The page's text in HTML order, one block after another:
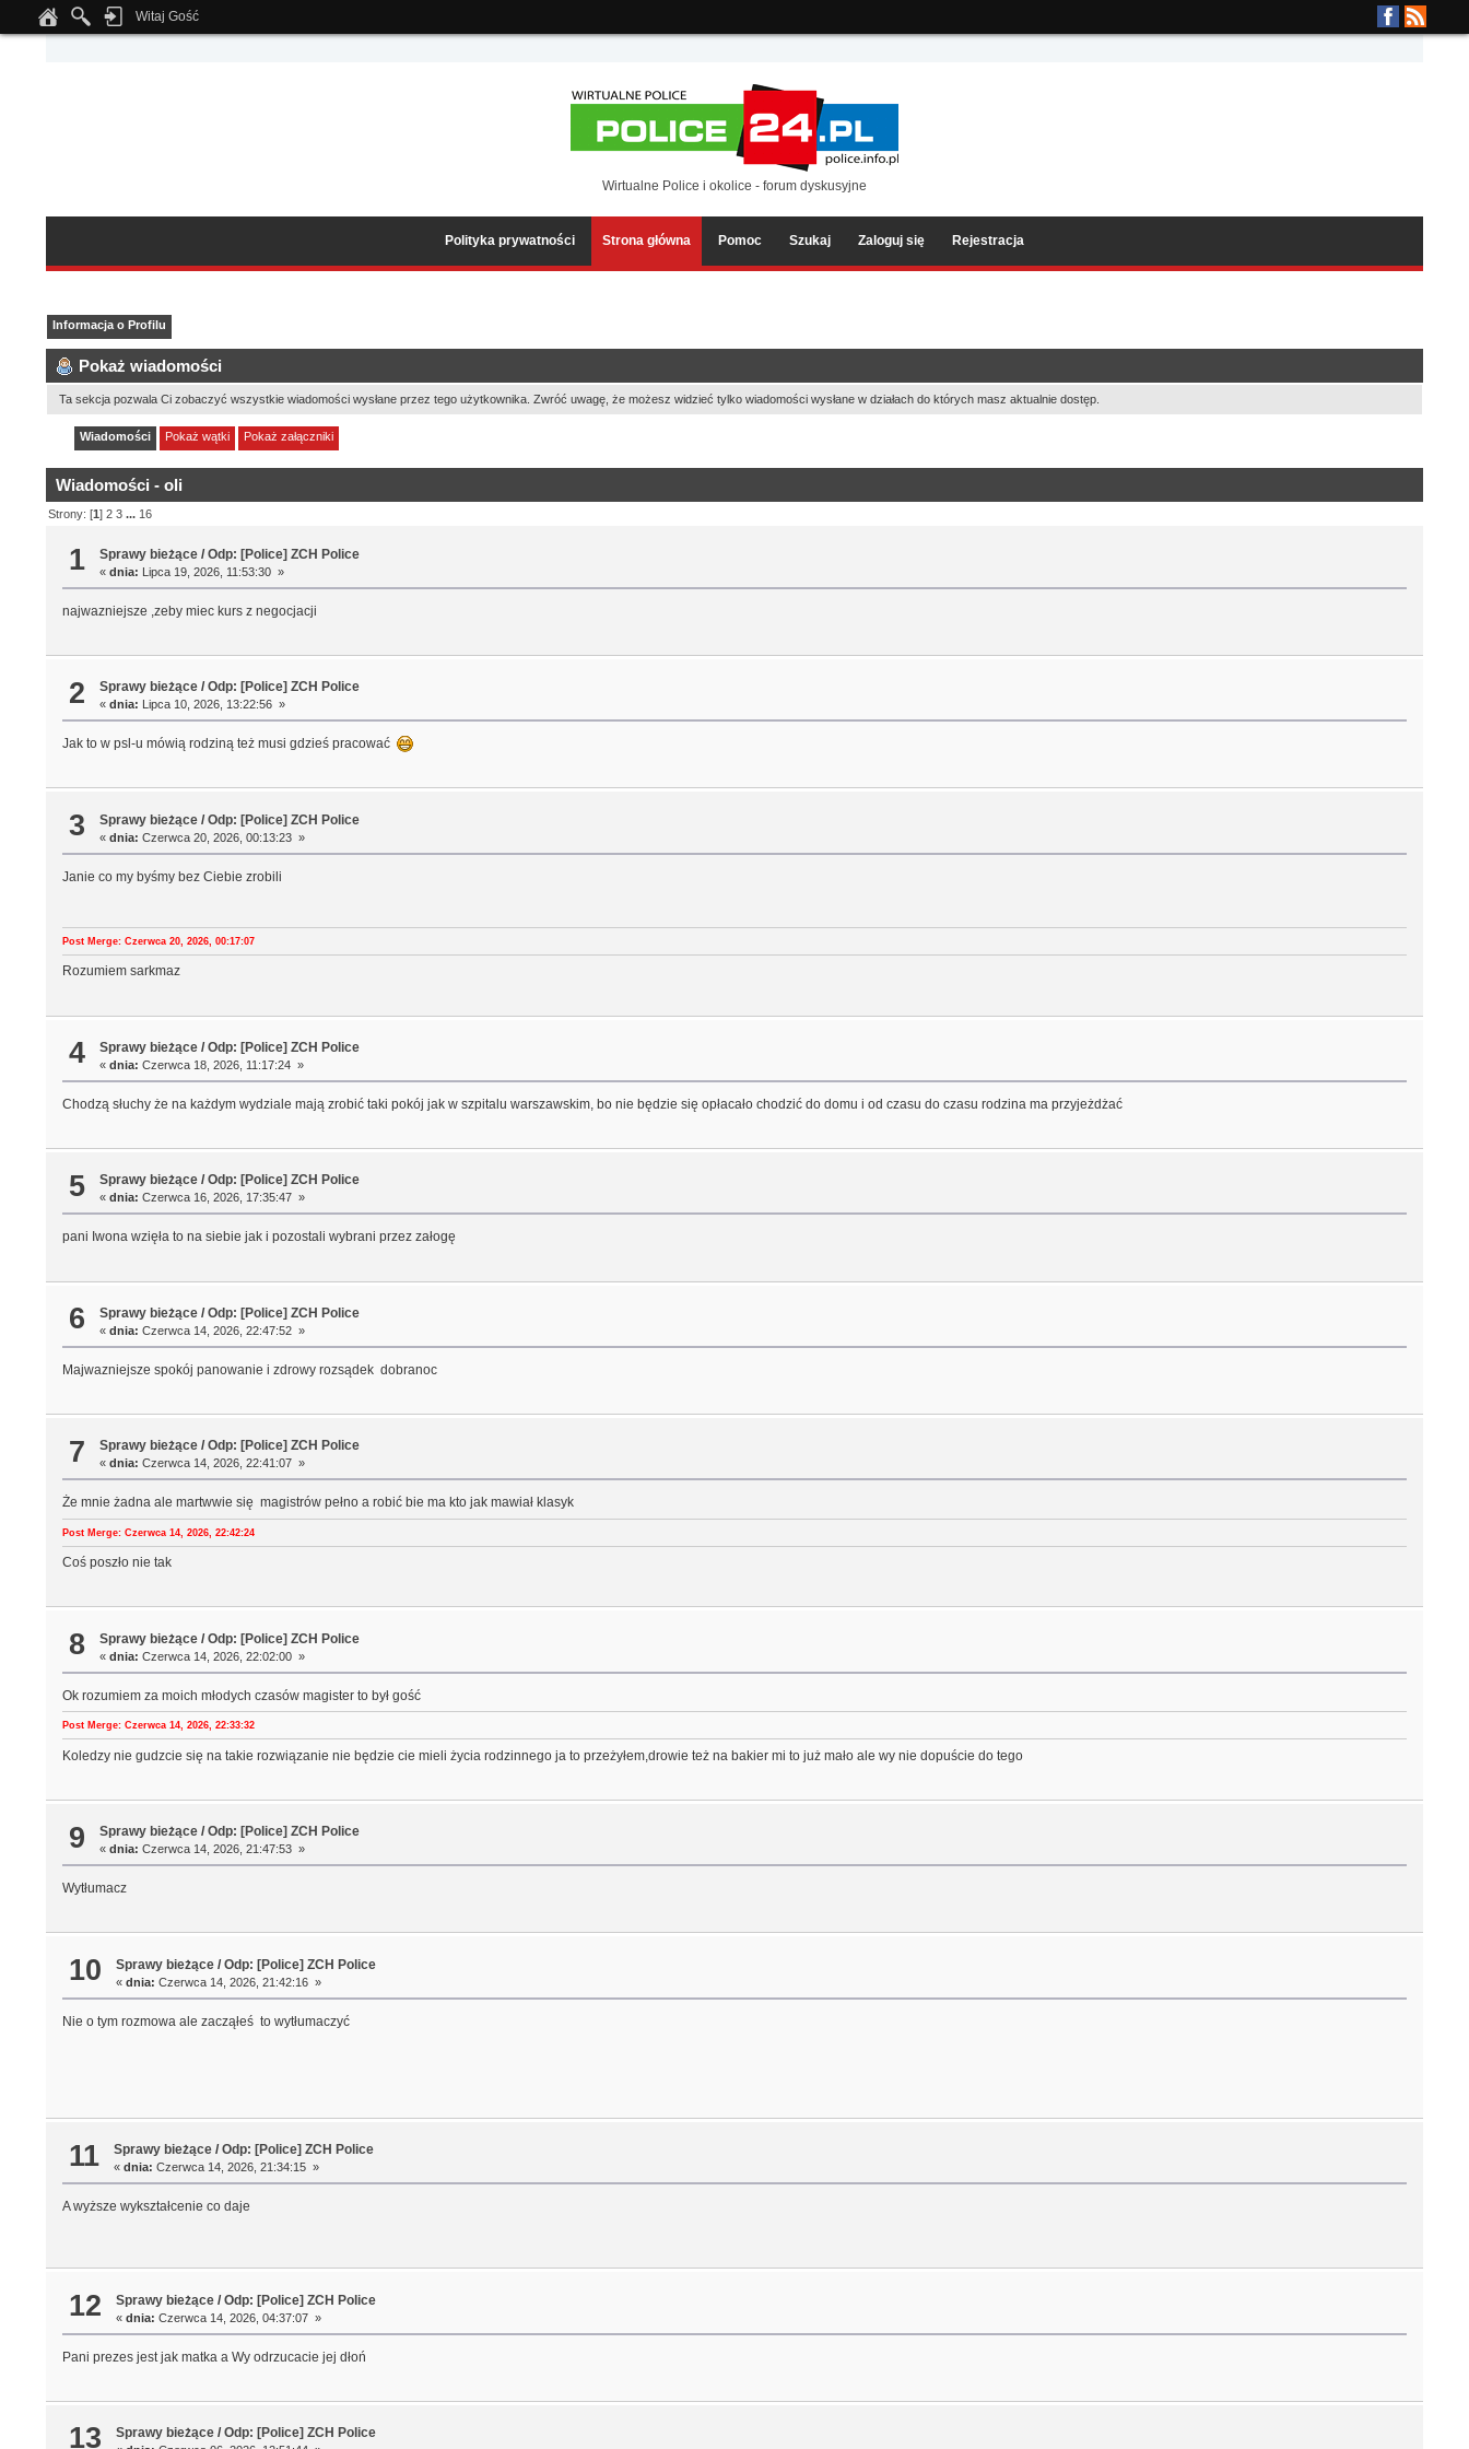
Notice: Undefined index: tapatalk_body_hook in
Witaj Gość
Wirtualne Police i okolice - forum dyskusyjne
Polityka prywatności Strona główna Pomoc Szukaj Zaloguj się Rejestracja
Informacja o Profilu
Pokaż wiadomości
Ta sekcja pozwala Ci zobaczyć wszystkie wiadomości wysłane przez tego użytkownika. Zwróć uwagę, że możesz widzieć tylko wiadomości wysłane w działach do których masz aktualnie dostęp.
Wiadomości Pokaż wątki Pokaż załączniki
Wiadomości - oli
Strony: [1]2 3 ... 16
1 Sprawy bieżące /Odp: [Police] ZCH Police
«dnia: Lipca 19, 2026, 11:53:30 »
najwazniejsze ,zeby miec kurs z negocjacji
2 Sprawy bieżące /Odp: [Police] ZCH Police
«dnia: Lipca 10, 2026, 13:22:56 »
Jak to w psl-u mówią rodziną też musi gdzieś pracować
3 Sprawy bieżące /Odp: [Police] ZCH Police
«dnia: Czerwca 20, 2026, 00:13:23 »
Janie co my byśmy bez Ciebie zrobili
Post Merge: Czerwca 20, 2026, 00:17:07
Rozumiem sarkmaz
4 Sprawy bieżące /Odp: [Police] ZCH Police
«dnia: Czerwca 18, 2026, 11:17:24 »
Chodzą słuchy że na każdym wydziale mają zrobić taki pokój jak w szpitalu warszawskim, bo nie będzie się opłacało chodzić do domu i od czasu do czasu rodzina ma przyjeżdżać
5 Sprawy bieżące /Odp: [Police] ZCH Police
«dnia: Czerwca 16, 2026, 17:35:47 »
pani Iwona wzięła to na siebie jak i pozostali wybrani przez załogę
6 Sprawy bieżące /Odp: [Police] ZCH Police
«dnia: Czerwca 14, 2026, 22:47:52 »
Majwazniejsze spokój panowanie i zdrowy rozsądek dobranoc
7 Sprawy bieżące /Odp: [Police] ZCH Police
«dnia: Czerwca 14, 2026, 22:41:07 »
Że mnie żadna ale martwwie się magistrów pełno a robić bie ma kto jak mawiał klasyk
Post Merge: Czerwca 14, 2026, 22:42:24
Coś poszło nie tak
8 Sprawy bieżące /Odp: [Police] ZCH Police
«dnia: Czerwca 14, 2026, 22:02:00 »
Ok rozumiem za moich młodych czasów magister to był gość
Post Merge: Czerwca 14, 2026, 22:33:32
Koledzy nie gudzcie się na takie rozwiązanie nie będzie cie mieli życia rodzinnego ja to przeżyłem,drowie też na bakier mi to już mało ale wy nie dopuście do tego
9 Sprawy bieżące /Odp: [Police] ZCH Police
«dnia: Czerwca 14, 2026, 21:47:53 »
Wytłumacz
10 Sprawy bieżące /Odp: [Police] ZCH Police
«dnia: Czerwca 14, 2026, 21:42:16 »
Nie o tym rozmowa ale zacząłeś to wytłumaczyć
11 Sprawy bieżące /Odp: [Police] ZCH Police
«dnia: Czerwca 14, 2026, 21:34:15 »
A wyższe wykształcenie co daje
12 Sprawy bieżące /Odp: [Police] ZCH Police
«dnia: Czerwca 14, 2026, 04:37:07 »
Pani prezes jest jak matka a Wy odrzucacie jej dłoń
13 Sprawy bieżące /Odp: [Police] ZCH Police